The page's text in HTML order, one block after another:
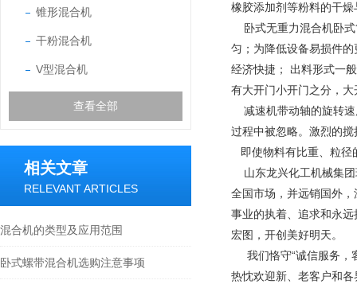
锥形混合机
干粉混合机
V型混合机
查看全部
相关文章
RELEVANT ARTICLES
混合机的类型及应用范围
卧式螺带混合机选购注意事项
橡胶添加剂等粉料的干燥
卧式无重力混合机卧式
匀；为降低设备易损件
经济快捷； 出料形式一
有大开门小开门之分，
减速机带动轴的旋转速
过程中被忽略。激烈的
即使物料有比重、粒径
山东龙兴化工机械集团
全国市场，并远销国外
事业的执着、追求和永
宏图，开创美好明天。
我们恪守“诚信服务，
热忱欢迎新、老客户和